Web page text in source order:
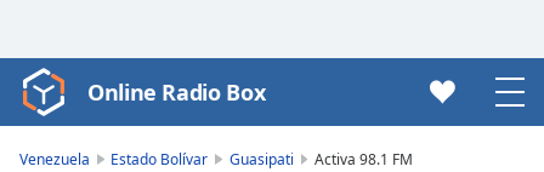
Video
Player
Online Radio Box
Venezuela Estado Bolívar Guasipati Activa 98.1 FM